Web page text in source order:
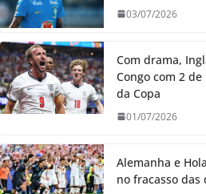
03/07/2026
Com drama,
Congo com 2
da Copa
01/07/2026
Alemanha e
no fracasso das